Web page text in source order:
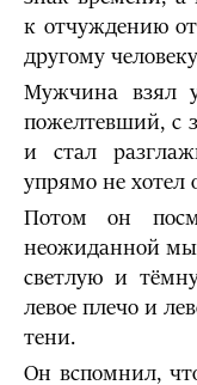
к отчуждению
другому
Мужчина взял
пожелтевший, с
и стал
упрямо не
Потом он
неожиданной
светлую и
левое плечо и
тени.
Он вспомнил,